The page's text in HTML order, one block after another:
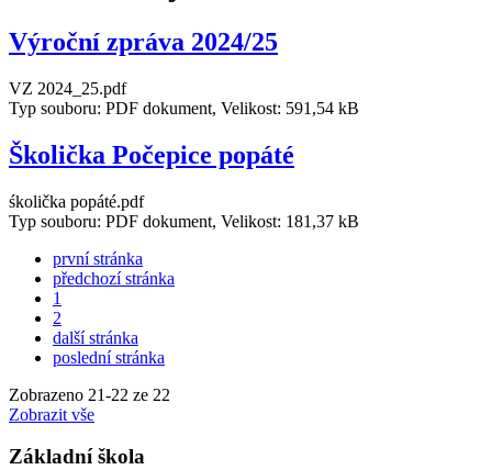
Výroční zpráva 2024/25
VZ 2024_25.pdf
Typ souboru: PDF dokument, Velikost: 591,54 kB
Školička Počepice popáté
śkolička popáté.pdf
Typ souboru: PDF dokument, Velikost: 181,37 kB
první stránka
předchozí stránka
1
2
další stránka
poslední stránka
Zobrazeno 21-22 ze 22
Zobrazit vše
Základní škola